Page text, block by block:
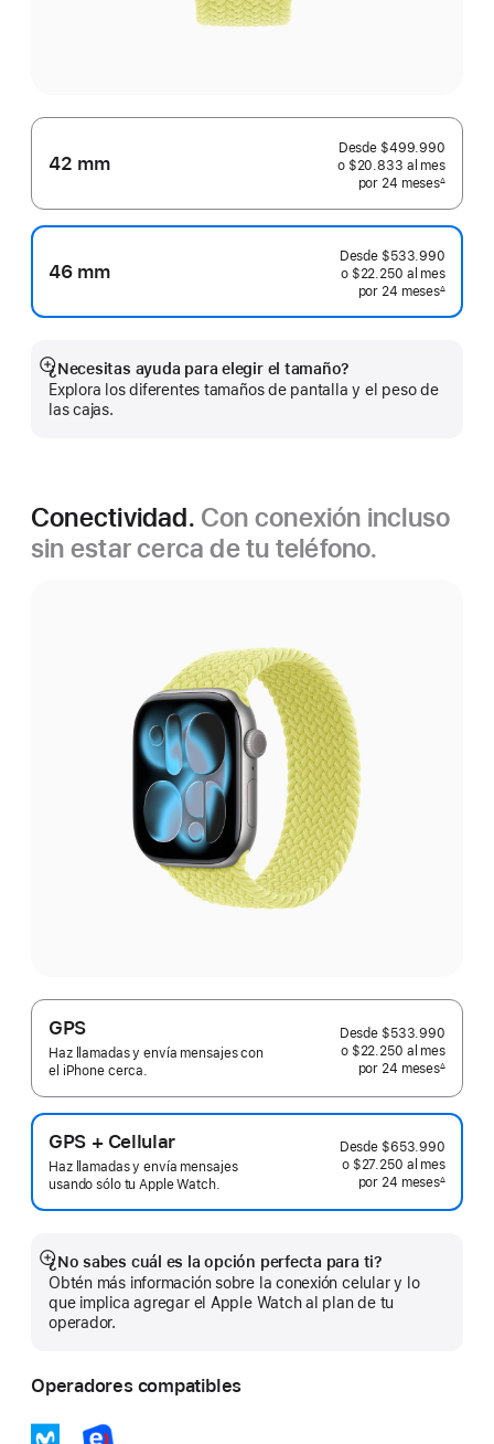
42 mm
Desde $499.990
o $20.833 al mes
por 24 mesesmeses
Nota a pie de página
∆
46 mm
Desde $533.990
o $22.250 al mes
por 24 mesesmeses
Nota a pie de página
∆
¿Necesitas ayuda para elegir el tamaño?
Explora los diferentes tamaños de pantalla y el peso de
las cajas.
Mostrar
más
Conectividad. Con conexión incluso
sin estar cerca de tu teléfono.
GPS
Haz llamadas y envía mensajes con
el iPhone cerca.
Desde $533.990
o $22.250 al mes
por 24 mesesmeses
Nota a pie de página
∆
GPS + Cellular
Haz llamadas y envía mensajes
usando sólo tu Apple Watch.
Desde $653.990
o $27.250 al mes
por 24 mesesmeses
Nota a pie de página
∆
¿No sabes cuál es la opción perfecta para ti?
Obtén más información sobre la conexión celular y lo
que implica agregar el Apple Watch al plan de tu
operador.
Mostrar
más
Operadores compatibles